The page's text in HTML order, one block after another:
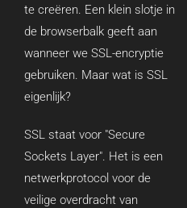
te creëren. Een klein slotje in
de browserbalk geeft aan
wanneer we SSL-encryptie
gebruiken. Maar wat is SSL
eigenlijk?
SSL staat voor "Secure
Sockets Layer". Het is een
netwerkprotocol voor de
veilige overdracht van